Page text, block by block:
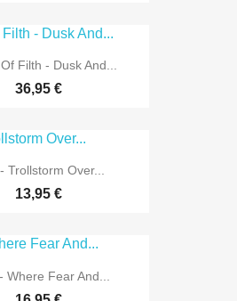
Filth - Dusk And...
36,95 €
Trollstorm Over...
13,95 €
Where Fear And...